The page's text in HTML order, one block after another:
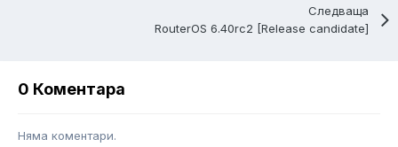
Следваща
RouterOS 6.40rc2 [Release candidate]
0 Коментара
Няма коментари.